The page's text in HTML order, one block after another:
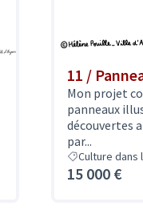
11 /
Mon projet
panneaux
découvertes
par...
Culture dans
15 000 €